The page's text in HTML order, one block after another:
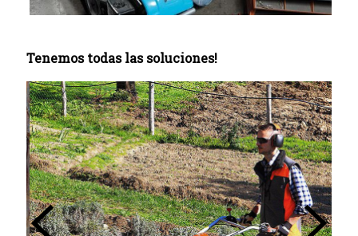
Tenemos todas las soluciones!